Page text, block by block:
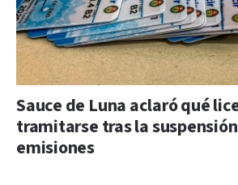
Sauce de Luna aclaró qué
tramitarse tras la
emisiones